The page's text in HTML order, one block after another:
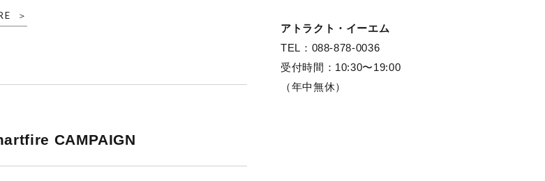
CAMPAIGN
アトラクト・イーエム
TEL：088-878-0036
受付時間：10:30〜19:00
（年中無休）